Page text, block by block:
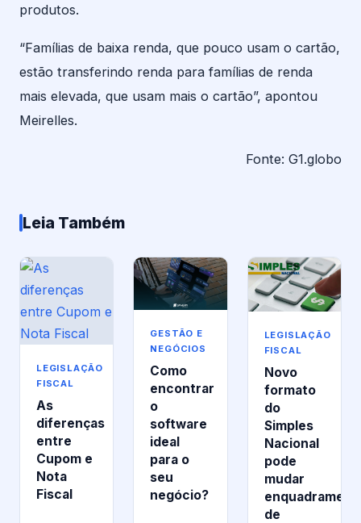
produtos.
“Famílias de baixa renda, que pouco usam o cartão,
estão transferindo renda para famílias de renda
mais elevada, que usam mais o cartão”, apontou
Meirelles.
Fonte: G1.globo
Leia Também
LEGISLAÇÃO
FISCAL
As
diferenças
entre
Cupom e
Nota
Fiscal
GESTÃO E
NEGÓCIOS
Como
encontrar
o
software
ideal
para o
seu
negócio?
LEGISLAÇÃO
FISCAL
Novo
formato
do
Simples
Nacional
pode
mudar
de